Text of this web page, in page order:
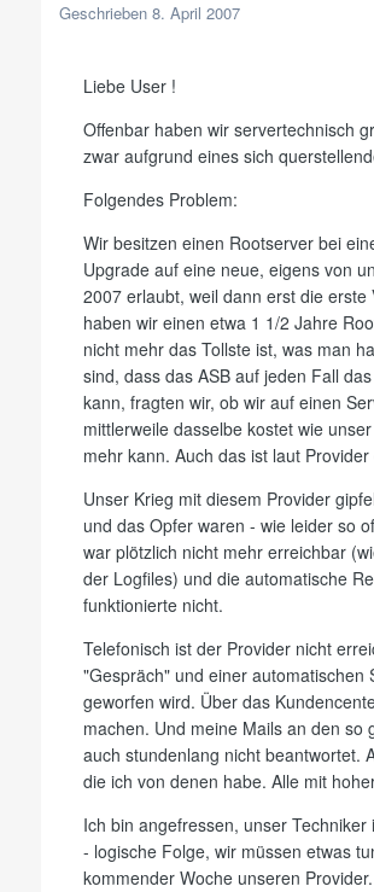
Geschrieben 8. April 2007
Liebe User !
Offenbar haben wir servertechnisch
zwar aufgrund eines sich
Folgendes Problem:
Wir besitzen einen Rootserver bei
Upgrade auf eine neue, eigens von
2007 erlaubt, weil dann erst die
haben wir einen etwa 1 1/2 Jahre
nicht mehr das Tollste ist, was man
sind, dass das ASB auf jeden Fall
kann, fragten wir, ob wir auf einen
mittlerweile dasselbe kostet wie
mehr kann. Auch das ist laut
Unser Krieg mit diesem Provider
und das Opfer waren - wie leider so
war plötzlich nicht mehr erreichbar
der Logfiles) und die automatische
funktionierte nicht.
Telefonisch ist der Provider nicht
"Gespräch" und einer automatischen
geworfen wird. Über das
machen. Und meine Mails an den so
auch stundenlang nicht beantwortet.
die ich von denen habe. Alle mit
Ich bin angefressen, unser
- logische Folge, wir müssen etwas
kommender Woche unseren Provider.